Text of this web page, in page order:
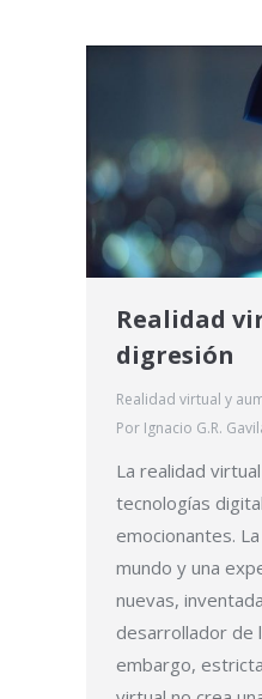
Realidad
digresión
Realidad virtual y
Por Ignacio G.R.
La realidad
tecnologías
emocionantes.
mundo y una
nuevas,
desarrollador de
embargo,